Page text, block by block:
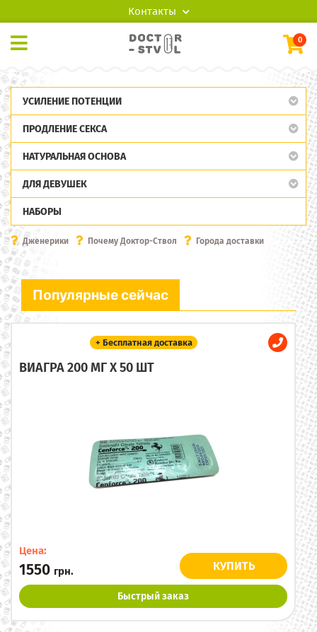
Контакты
0
УСИЛЕНИЕ ПОТЕНЦИИ
ПРОДЛЕНИЕ СЕКСА
НАТУРАЛЬНАЯ ОСНОВА
ДЛЯ ДЕВУШЕК
НАБОРЫ
Дженерики Почему Доктор-Ствол Города доставки
Популярные сейчас
+ Бесплатная доставка
ВИАГРА 200 МГ X 50 ШТ
Цена:
1550 грн. КУПИТЬ
Быстрый заказ